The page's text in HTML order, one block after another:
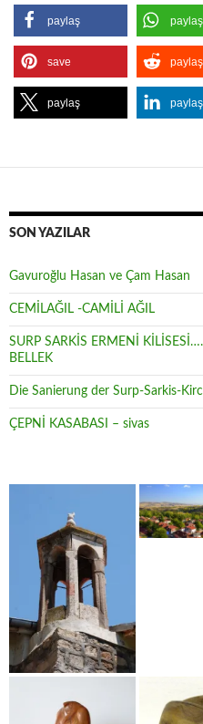
paylaş paylaş
save paylaş
paylaş paylaş
SON YAZILAR
Gavuroğlu Hasan ve Çam Hasan
CEMİLAĞIL -CAMİLİ AĞIL
SURP SARKİS ERMENİ
BELLEK
Die Sanierung der Surp-Sarkis-
ÇEPNİ KASABASI – sivas